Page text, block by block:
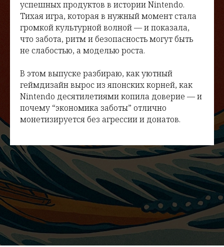
успешных продуктов в истории Nintendo.
Тихая игра, которая в нужный момент стала
громкой культурной волной — и показала,
что забота, ритм и безопасность могут быть
не слабостью, а моделью роста.
В этом выпуске разбираю, как уютный
геймдизайн вырос из японских корней, как
Nintendo десятилетиями копила доверие — и
почему “экономика заботы” отлично
монетизируется без агрессии и донатов.